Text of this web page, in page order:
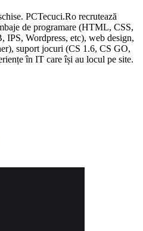
PCTecuci.Ro recrutează
de programare (HTML, CSS,
IPS, Wordpress, etc), web design,
suport jocuri (CS 1.6, CS GO,
în IT care își au locul pe site.